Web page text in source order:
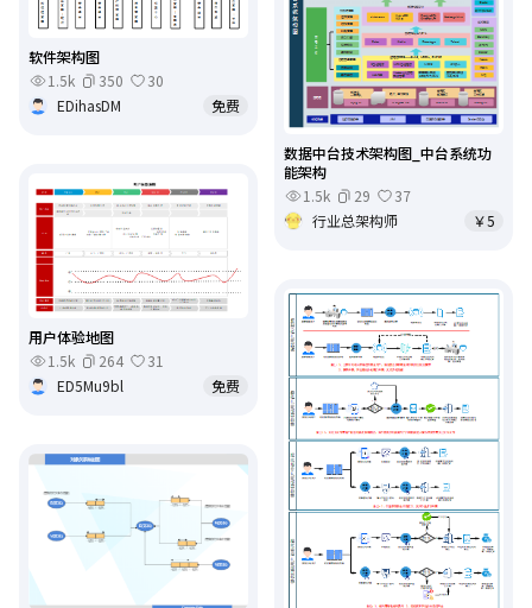
数据中台技术架构图_中台系统功
能架构
1.5k
29
37
行业总架构师
￥5
软件架构图
1.5k
350
30
EDihasDM
免费
用户体验地图
1.5k
264
31
ED5Mu9bl
免费